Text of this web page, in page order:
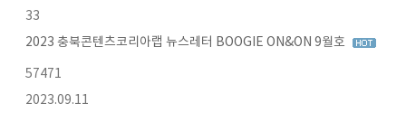
33
2023 충북콘텐츠코리아랩 뉴스레터 BOOGIE ON&ON 9월호
57471
2023.09.11